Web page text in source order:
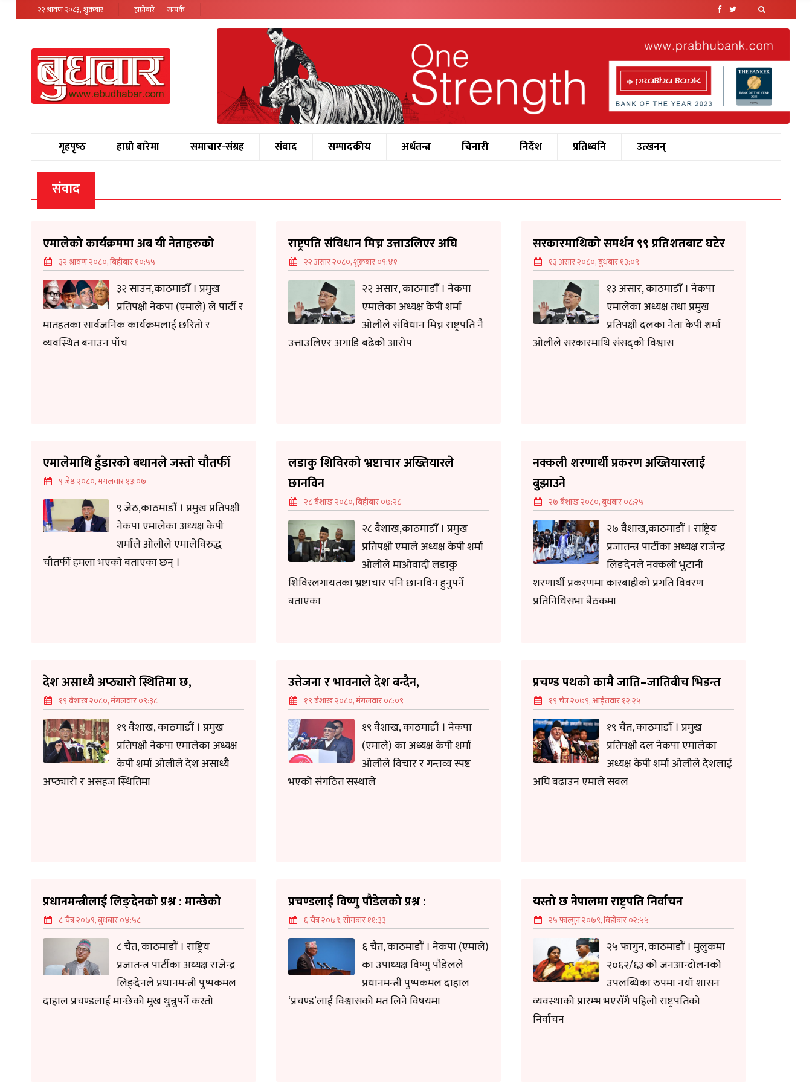
२२ श्रावण २०८३, शुक्रबार हाम्रोबारे सम्पर्क
गृहपृष्‍ठ हाम्रो बारेमा समाचार-संग्रह संवाद सम्पादकीय अर्थतन्त्र चिनारी निर्देश प्रतिध्वनि उत्खनन्
संवाद
एमालेको कार्यक्रममा अब यी नेताहरुको
३२ श्रावण २०८०, बिहीबार १०:५५
३२ साउन,काठमाडौँ । प्रमुख
प्रतिपक्षी नेकपा (एमाले) ले पार्टी र
मातहतका सार्वजनिक कार्यक्रमलाई छरितो र
व्यवस्थित बनाउन पाँच
राष्ट्रपति संविधान मिच्न उत्ताउलिएर अघि
२२ असार २०८०, शुक्रबार ०९:४१
२२ असार, काठमाडौँ । नेकपा
एमालेका अध्यक्ष केपी शर्मा
ओलीले संविधान मिच्न राष्ट्रपति नै
उत्ताउलिएर अगाडि बढेको आरोप
सरकारमाथिको समर्थन ९९ प्रतिशतबाट घटेर
१३ असार २०८०, बुधबार १३:०९
१३ असार, काठमाडौँ । नेकपा
एमालेका अध्यक्ष तथा प्रमुख
प्रतिपक्षी दलका नेता केपी शर्मा
ओलीले सरकारमाथि संसद्को विश्वास
एमालेमाथि हुँडारको बथानले जस्तो चौतर्फी
९ जेष्ठ २०८०, मंगलवार १३:०७
९ जेठ,काठमाडौं । प्रमुख प्रतिपक्षी
नेकपा एमालेका अध्यक्ष केपी
शर्माले ओलीले एमालेविरुद्ध
चौतर्फी हमला भएको बताएका छन् ।
लडाकु शिविरको भ्रष्टाचार अख्तियारले
छानविन
२८ बैशाख २०८०, बिहीबार ०७:२८
२८ वैशाख,काठमाडौँ । प्रमुख
प्रतिपक्षी एमाले अध्यक्ष केपी शर्मा
ओलीले माओवादी लडाकु
शिविरलगायतका भ्रष्टाचार पनि छानविन हुनुपर्ने
बताएका
नक्कली शरणार्थी प्रकरण अख्तियारलाई
बुझाउने
२७ बैशाख २०८०, बुधबार ०८:२५
२७ वैशाख,काठमाडौं । राष्ट्रिय
प्रजातन्त्र पार्टीका अध्यक्ष राजेन्द्र
लिङदेनले नक्कली भुटानी
शरणार्थी प्रकरणमा कारबाहीको प्रगति विवरण
प्रतिनिधिसभा बैठकमा
देश असाध्यै अप्ठ्यारो स्थितिमा छ,
१९ बैशाख २०८०, मंगलवार ०९:३८
१९ वैशाख, काठमाडौं । प्रमुख
प्रतिपक्षी नेकपा एमालेका अध्यक्ष
केपी शर्मा ओलीले देश असाध्यै
अप्ठ्यारो र असहज स्थितिमा
उत्तेजना र भावनाले देश बन्दैन,
१९ बैशाख २०८०, मंगलवार ०८:०९
१९ वैशाख, काठमाडौं । नेकपा
(एमाले) का अध्यक्ष केपी शर्मा
ओलीले विचार र गन्तव्य स्पष्ट
भएको संगठित संस्थाले
प्रचण्ड पथको कामै जाति–जातिबीच भिडन्त
१९ चैत्र २०७९, आईतवार १२:२५
१९ चैत, काठमाडौँ । प्रमुख
प्रतिपक्षी दल नेकपा एमालेका
अध्यक्ष केपी शर्मा ओलीले देशलाई
अघि बढाउन एमाले सबल
प्रधानमन्त्रीलाई लिङ्देनको प्रश्न : मान्छेको
८ चैत्र २०७९, बुधबार ०४:५८
८ चैत, काठमाडौं । राष्ट्रिय
प्रजातन्त्र पार्टीका अध्यक्ष राजेन्द्र
लिङ्देनले प्रधानमन्त्री पुष्पकमल
दाहाल प्रचण्डलाई मान्छेको मुख थुन्नुपर्ने कस्तो
प्रचण्डलाई विष्णु पौडेलको प्रश्न :
६ चैत्र २०७९, सोमबार ११:३३
६ चैत, काठमाडौं । नेकपा (एमाले)
का उपाध्यक्ष विष्णु पौडेलले
प्रधानमन्त्री पुष्पकमल दाहाल
‘प्रचण्ड’लाई विश्वासको मत लिने विषयमा
यस्तो छ नेपालमा राष्ट्रपति निर्वाचन
२५ फाल्गुन २०७९, बिहीबार ०२:५५
२५ फागुन, काठमाडौं । मुलुकमा
२०६२/६३ को जनआन्दोलनको
उपलब्धिका रुपमा नयाँ शासन
व्यवस्थाको प्रारम्भ भएसँगै पहिलो राष्ट्रपतिको
निर्वाचन